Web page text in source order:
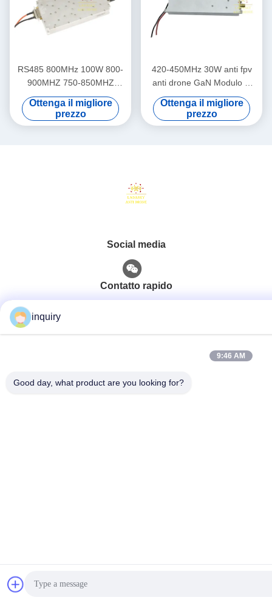
RS485 800MHz 100W 800-
900MHZ 750-850MHZ
Modulo anti drone Modulo
amplificatore di potenza RF
per anti Uav LDSK 24-32V
Ottenga il migliore
prezzo
420-450MHz 30W anti fpv
anti drone GaN Modulo di
difesa drone con 1-1.5dB di
potenza piatta
Ottenga il migliore
prezzo
Social media
Contatto rapido
inquiry
9:46 AM
Good day, what product are you looking for?